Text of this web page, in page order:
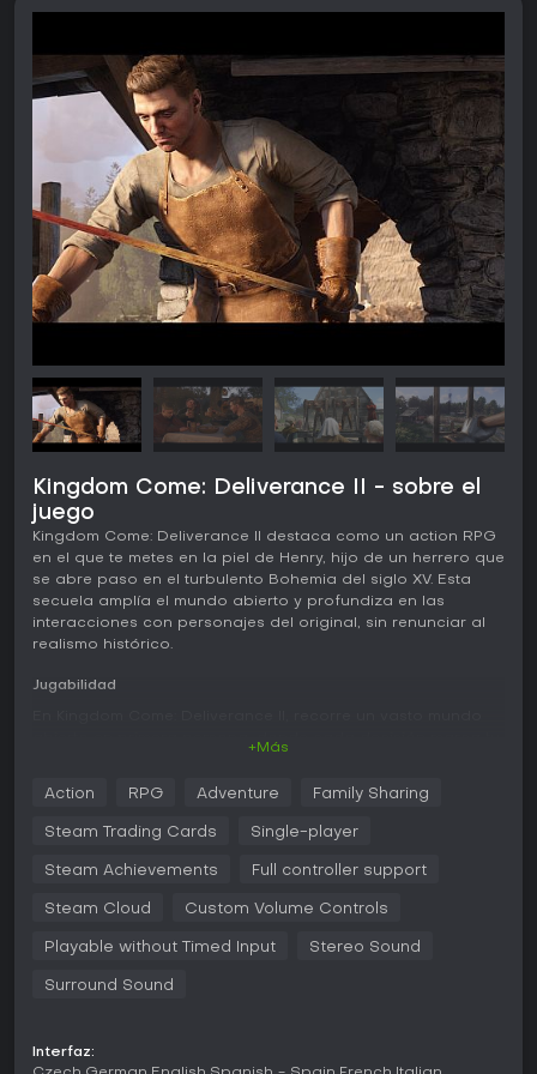
Kingdom Come: Deliverance II - sobre el
juego
Kingdom Come: Deliverance II destaca como un action RPG
en el que te metes en la piel de Henry, hijo de un herrero que
se abre paso en el turbulento Bohemia del siglo XV. Esta
secuela amplía el mundo abierto y profundiza en las
interacciones con personajes del original, sin renunciar al
realismo histórico.
Jugabilidad
conversaciones persuasivas, Charisma para cautivar a los
demás e Intimidation para enfoques intimidatorios.
enriquecen las interacciones con NPCs, que responden de
bruta, con opciones para infiltraciones, peleas cuerpo a
influyen en el desarrollo de tu personaje y en cómo
+Más
Action RPG Adventure Family Sharing
Steam Trading Cards Single-player
Steam Achievements Full controller support
Steam Cloud Custom Volume Controls
Playable without Timed Input Stereo Sound
Surround Sound
Interfaz: